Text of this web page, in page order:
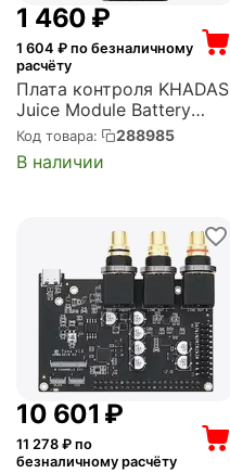
1 460 ₽
1 604 ₽ по безналичному
расчёту
Плата контроля KHADAS
Juice Module Battery
Charge Controller for
Edge-V, Rigid-flex PCB (K-
JC-001)
Код товара: 288985
В наличии
10 601 ₽
11 278 ₽ по
безналичному расчёту